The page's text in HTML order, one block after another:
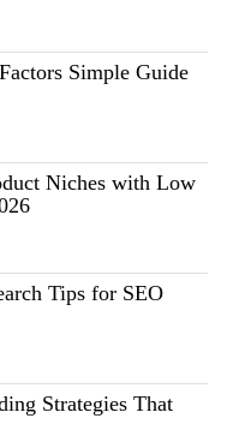
Simple Guide
Niches with Low
Tips for SEO
Strategies That